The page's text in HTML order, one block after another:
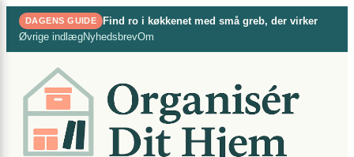
Spring
indhold
DAGENS GUIDE
Find ro i køkkenet med små greb, der virker
Øvrige indlægNyhedsbrevOm